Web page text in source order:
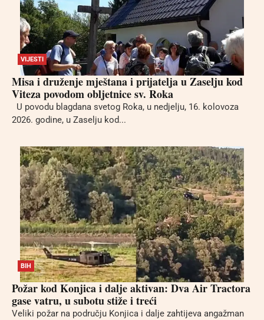
VIJESTI
Misa i druženje mještana i prijatelja u Zaselju kod
Viteza povodom obljetnice sv. Roka
U povodu blagdana svetog Roka, u nedjelju, 16. kolovoza
2026. godine, u Zaselju kod...
BIH
Požar kod Konjica i dalje aktivan: Dva Air Tractora
gase vatru, u subotu stiže i treći
Veliki požar na području Konjica i dalje zahtijeva angažman